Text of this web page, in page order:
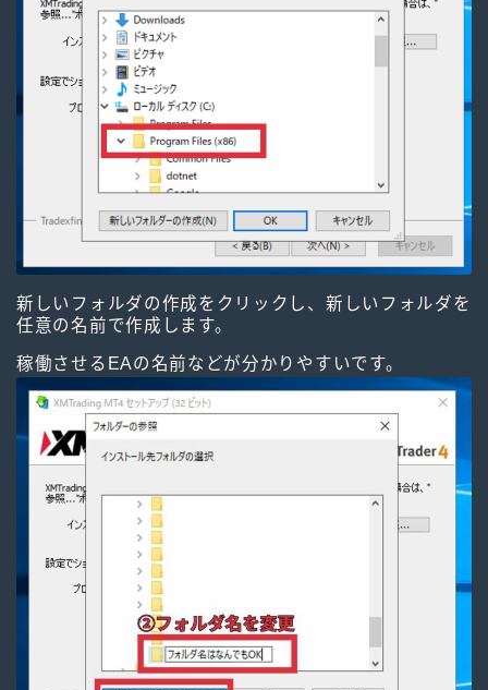
新しいフォルダの作成をクリックし、新しいフォルダを
任意の名前で作成します。
稼働させるEAの名前などが分かりやすいです。